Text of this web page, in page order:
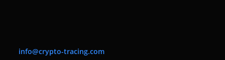
info@crypto-tracing.com